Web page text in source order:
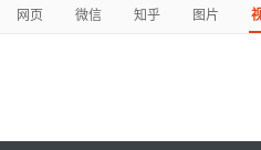
网页 微信 知乎 图片